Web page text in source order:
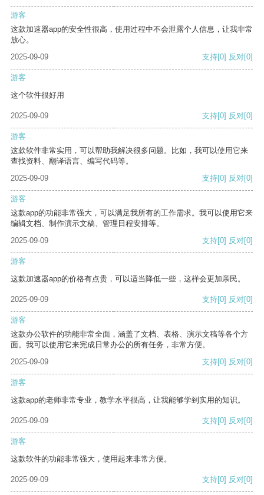
游客
这款加速器app的安全性很高，使用过程中不会泄露个人信息，让我非常
放心。
2025-09-09
支持[0] 反对[0]
游客
这个软件很好用
2025-09-09 支持[0] 反对[0]
游客
这款软件非常实用，可以帮助我解决很多问题。比如，我可以使用它来
查找资料、翻译语言、编写代码等。
2025-09-09
支持[0] 反对[0]
游客
这款app的功能非常强大，可以满足我所有的工作需求。我可以使用它来
编辑文档、制作演示文稿、管理日程安排等。
2025-09-09
支持[0] 反对[0]
游客
这款加速器app的价格有点贵，可以适当降低一些，这样会更加亲民。
2025-09-09 支持[0] 反对[0]
游客
这款办公软件的功能非常全面，涵盖了文档、表格、演示文稿等各个方
面。我可以使用它来完成日常办公的所有任务，非常方便。
2025-09-09
支持[0] 反对[0]
游客
这款app的老师非常专业，教学水平很高，让我能够学到实用的知识。
2025-09-09 支持[0] 反对[0]
游客
这款软件的功能非常强大，使用起来非常方便。
2025-09-09 支持[0] 反对[0]